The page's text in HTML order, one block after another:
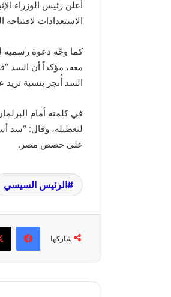
الاستعدادات
كما وجّه دعوة رسمية
معه، مؤكداً أن السد
السد أُنجز بنسبة تزيد على 98.9٪، وتم تمويله بالكامل من الداخل دون قروض أو
في كلمته أمام
لتعطيله، وقال: “سد
على حصص مصر.
الرئيس السيسي
شاركها